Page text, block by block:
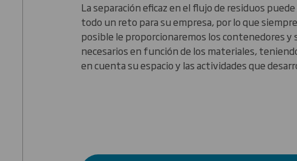
La separación eficaz en el flujo de residuos
todo un reto para su empresa, por lo que
posible le proporcionaremos los contenedores y
necesarios en función de los materiales,
en cuenta su espacio y las actividades que